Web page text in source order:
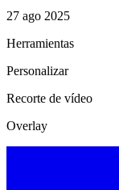
27 ago 2025
Herramientas
Personalizar
Recorte de vídeo
Overlay